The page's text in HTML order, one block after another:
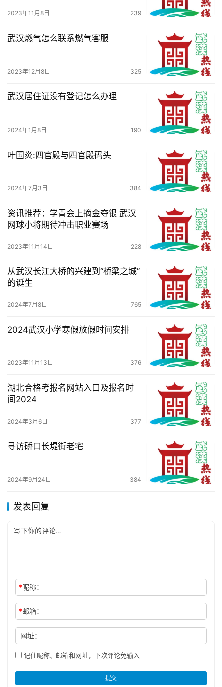
技
观
于
务
2023年11月8日 239
武汉燃气怎么联系燃气客服
2023年12月8日 325
武汉居住证没有登记怎么办理
2024年1月8日 190
叶国炎:四官殿与四官殿码头
2024年7月3日 384
资讯推荐：学青会上摘金夺银 武汉
网球小将期待冲击职业赛场
2023年11月14日 228
从武汉长江大桥的兴建到“桥梁之城”
的诞生
2024年7月8日 765
2024武汉小学寒假放假时间安排
2023年11月13日 376
湖北合格考报名网站入口及报名时
间2024
2024年3月6日 377
寻访硚口长堤街老宅
2024年9月24日 384
发表回复
*昵称：
*邮箱：
网址：
记住昵称、邮箱和网址，下次评论免输入
提交